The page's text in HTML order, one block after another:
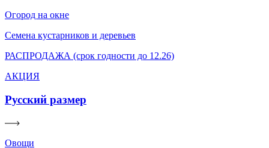
Огород на окне
Семена кустарников и деревьев
РАСПРОДАЖА (срок годности до 12.26)
АКЦИЯ
Русский размер
Овощи